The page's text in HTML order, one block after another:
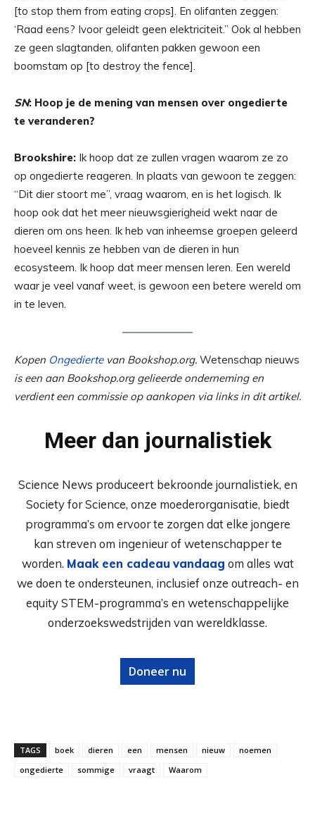
[to stop them from eating crops]. En olifanten zeggen:
‘Raad eens? Ivoor geleidt geen elektriciteit.” Ook al hebben
ze geen slagtanden, olifanten pakken gewoon een
boomstam op [to destroy the fence].
SN: Hoop je de mening van mensen over ongedierte
te veranderen?
Brookshire: Ik hoop dat ze zullen vragen waarom ze zo
op ongedierte reageren. In plaats van gewoon te zeggen:
“Dit dier stoort me”, vraag waarom, en is het logisch. Ik
hoop ook dat het meer nieuwsgierigheid wekt naar de
dieren om ons heen. Ik heb van inheemse groepen geleerd
hoeveel kennis ze hebben van de dieren in hun
ecosysteem. Ik hoop dat meer mensen leren. Een wereld
waar je veel vanaf weet, is gewoon een betere wereld om
in te leven.
Kopen Ongediertevan Bookshop.org. Wetenschap nieuws
is een aan Bookshop.org gelieerde onderneming en
verdient een commissie op aankopen via links in dit artikel.
Meer dan journalistiek
Science News produceert bekroonde journalistiek, en
Society for Science, onze moederorganisatie, biedt
programma’s om ervoor te zorgen dat elke jongere
kan streven om ingenieur of wetenschapper te
worden. Maak een cadeau vandaag om alles wat
we doen te ondersteunen, inclusief onze outreach- en
equity STEM-programma’s en wetenschappelijke
onderzoekswedstrijden van wereldklasse.
Doneer nu
TAGS boek dieren een mensen nieuw
noemen
ongedierte
sommige vraagt Waarom